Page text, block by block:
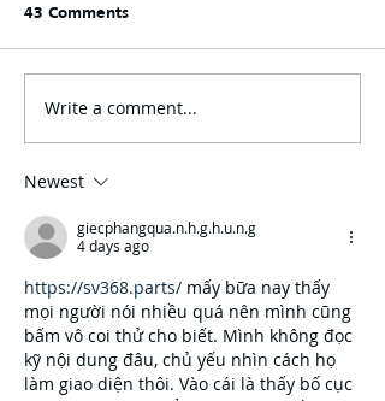
One80 Intermediaries
Practice with Acquisition
43 Comments
Write a comment...
Newest
giecphangqua.n.h.g.h.u.n.g
4 days ago
https://sv368.parts/ mấy bữa nay thấy
mọi người nói nhiều quá nên mình cũng
bấm vô coi thử cho biết. Mình không đọc
kỹ nội dung đâu, chủ yếu nhìn cách họ
làm giao diện thôi. Vào cái là thấy bố cục